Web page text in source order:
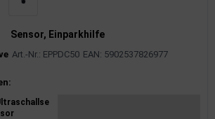
Sensor, Einparkhilfe
Art.-Nr.: EPPDC50 EAN: 5902537826977